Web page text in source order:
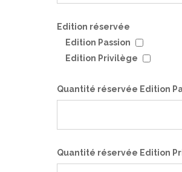
Edition réservée
Edition Passion
Edition Privilège
Quantité réservée Edition
Quantité réservée Edition